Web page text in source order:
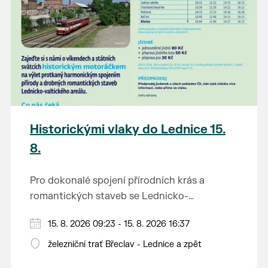
Historickými vlaky do Lednice 15.
8.
Pro dokonalé spojení přírodních krás a
romantických staveb se Lednicko-
Na výlet do této malebné krajiny na jihu
Moravy se vydejte stylově – historickým
Od 1. května do 28. září vás o víkendech a
svátcích mezi Břeclaví a Lednicí sveze
15. 8. 2026 09:23 - 15. 8. 2026 16:37
železniční trať Břeclav - Lednice a zpět